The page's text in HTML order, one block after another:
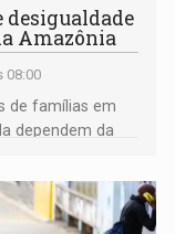
desigualdade
Amazônia
08:00
de famílias em
dependem da